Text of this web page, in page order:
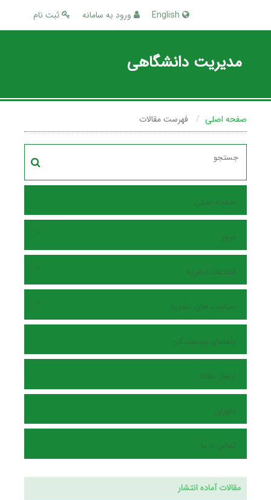
ثبت نام ورود به سامانه
مدیریت دانشگاهی
صفحه اصلی فهرست مقالات
صفحه اصلی
مرور
اطلاعات نشریه
سیاست های نشریه
راهنمای نویسندگان
ارسال مقاله
داوران
تماس با ما
مقالات آماده انتشار